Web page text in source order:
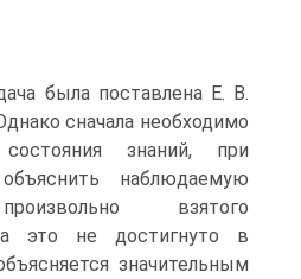
была поставлена Е. В.
сначала необходимо
знаний, при
наблюдаемую
взятого
это не достигнуто в
значительным